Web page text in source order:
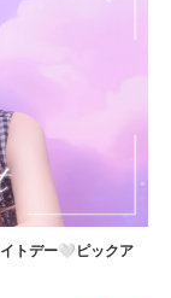
トデー🤍ピックア